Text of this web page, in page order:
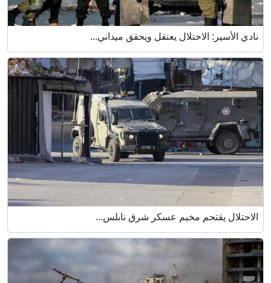
نادي الأسير: الاحتلال يعتقل ويحقق ميداني...
الاحتلال يقتحم مخيم عسكر شرق نابلس...